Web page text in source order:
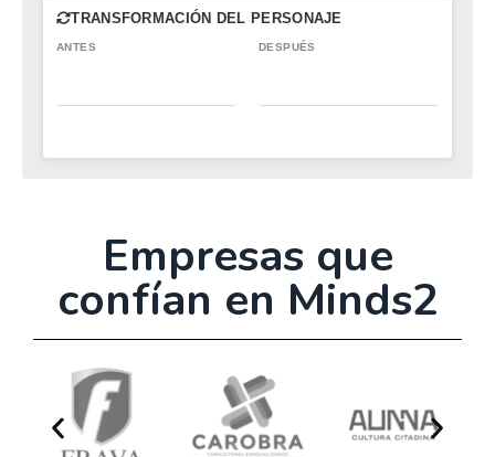
TRANSFORMACIÓN DEL PERSONAJE
ANTES DESPUÉS
Empresas que
confían en Minds2